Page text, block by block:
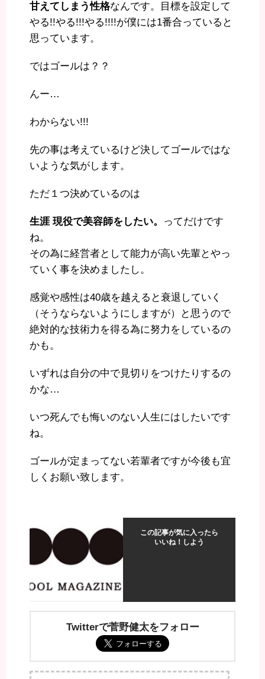
甘えてしまう性格なんです。目標を設定して
やる!!やる!!!やる!!!!が僕には1番合っていると
思っています。
ではゴールは？？
んー…
わからない!!!
先の事は考えているけど決してゴールではな
いような気がします。
ただ１つ決めているのは
生涯 現役で美容師をしたい。
ってだけです
ね。
その為に経営者として能力が高い先輩とやっ
ていく事を決めましたし。
感覚や感性は40歳を越えると衰退していく
（そうならないようにしますが）と思うので
絶対的な技術力を得る為に努力をしているの
かも。
いずれは自分の中で見切りをつけたりするの
かな…
いつ死んでも悔いのない人生にはしたいです
ね。
ゴールが定まってない若輩者ですが今後も宜
しくお願い致します。
この記事が気に入ったら
いいね！しよう
Twitterで菅野健太をフォロー